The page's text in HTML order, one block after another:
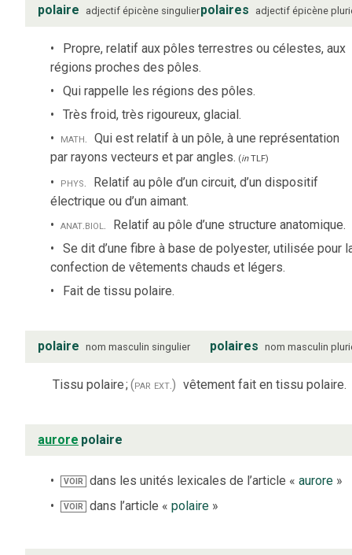
polaire adjectif épicène singulierpolaires adjectif épicène
Propre, relatif aux pôles terrestres ou célestes, aux
régions proches des pôles.
Qui rappelle les régions des pôles.
Très froid, très rigoureux, glacial.
math. Qui est relatif à un pôle, à une représentation
par rayons vecteurs et par angles. (inTLF)
phys. Relatif au pôle d’un circuit, d’un dispositif
électrique ou d’un aimant.
anat.biol. Relatif au pôle d’une structure anatomique.
Se dit d’une fibre à base de polyester, utilisée pour
confection de vêtements chauds et légers.
Fait de tissu polaire.
polaire nom masculin singulier polaires nom masculin
Tissu polaire;(par ext.) vêtement fait en tissu polaire.
aurore polaire
VOIR dans les unités lexicales de l’article «aurore »
VOIR dans l’article «polaire »